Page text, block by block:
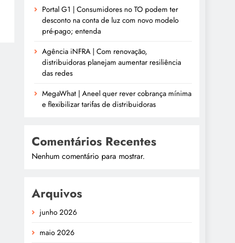
Portal G1 | Consumidores no TO podem ter
desconto na conta de luz com novo modelo
pré-pago; entenda
Agência iNFRA | Com renovação,
distribuidoras planejam aumentar resiliência
das redes
MegaWhat | Aneel quer rever cobrança mínima
e flexibilizar tarifas de distribuidoras
Comentários Recentes
Nenhum comentário para mostrar.
Arquivos
junho 2026
maio 2026